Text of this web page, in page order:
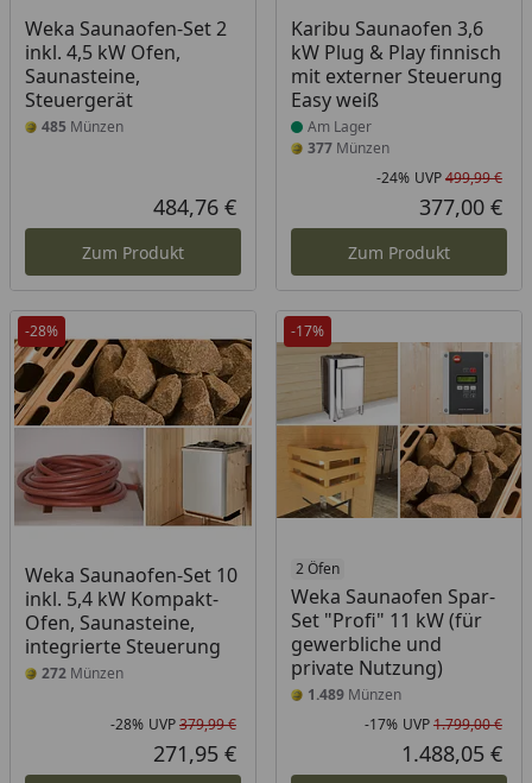
Weka Saunaofen-Set 2
inkl. 4,5 kW Ofen,
Saunasteine,
Steuergerät
485 Münzen
Aktueller Preis
484,76 €
Zum Produkt
Karibu Saunaofen 3,6
kW Plug & Play finnisch
mit externer Steuerung
Easy weiß
Produkt am Lager
Am Lager
377Münzen
-24% UVP499,99 €
377,00 €
Zum Produkt
-28%
Weka Saunaofen-Set 10
inkl. 5,4 kW Kompakt-
Ofen, Saunasteine,
integrierte Steuerung
272 Münzen
Rabatt in Prozent
-28%
Ursprünglicher Preis
UVP379,99 €
Aktueller Preis
271,95 €
-17%
2 Öfen
Weka Saunaofen Spar-
Set "Profi" 11 kW (für
gewerbliche und
private Nutzung)
1.489Münzen
-17% UVP1.799,00 €
1.488,05 €